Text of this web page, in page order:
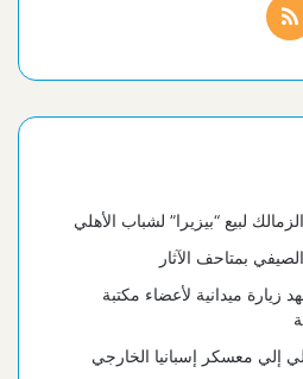
ملخص
لبيع “بيزيرا” لشباب الأهلي
بمتاحف الآثار
ميدانية لأعضاء مكتبة
إلي معسكر إسبانيا الخارجي